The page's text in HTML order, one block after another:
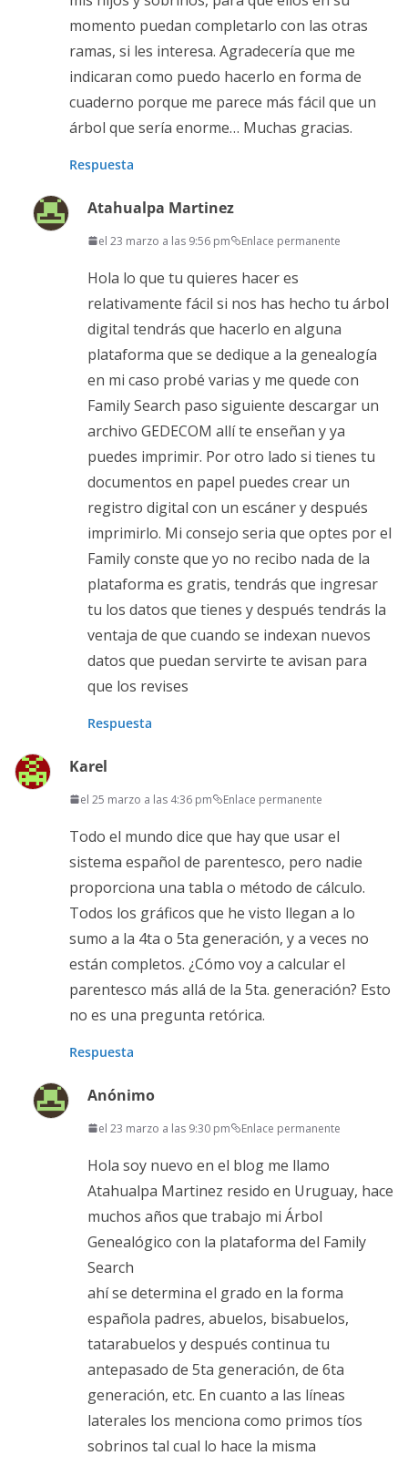
momento puedan completarlo con las otras
ramas, si les interesa. Agradecería que me
indicaran como puedo hacerlo en forma de
cuaderno porque me parece más fácil que un
árbol que sería enorme… Muchas gracias.
Respuesta
Atahualpa Martinez
el 23 marzo a las 9:56 pm Enlace permanente
Hola lo que tu quieres hacer es
relativamente fácil si nos has hecho tu árbol
digital tendrás que hacerlo en alguna
plataforma que se dedique a la genealogía
en mi caso probé varias y me quede con
Family Search paso siguiente descargar un
archivo GEDECOM allí te enseñan y ya
puedes imprimir. Por otro lado si tienes tu
documentos en papel puedes crear un
registro digital con un escáner y después
imprimirlo. Mi consejo seria que optes por el
Family conste que yo no recibo nada de la
plataforma es gratis, tendrás que ingresar
tu los datos que tienes y después tendrás la
ventaja de que cuando se indexan nuevos
datos que puedan servirte te avisan para
que los revises
Respuesta
Karel
el 25 marzo a las 4:36 pm Enlace permanente
Todo el mundo dice que hay que usar el
sistema español de parentesco, pero nadie
proporciona una tabla o método de cálculo.
Todos los gráficos que he visto llegan a lo
sumo a la 4ta o 5ta generación, y a veces no
están completos. ¿Cómo voy a calcular el
parentesco más allá de la 5ta. generación? Esto
no es una pregunta retórica.
Respuesta
Anónimo
el 23 marzo a las 9:30 pm Enlace permanente
Hola soy nuevo en el blog me llamo
Atahualpa Martinez resido en Uruguay, hace
muchos años que trabajo mi Árbol
Genealógico con la plataforma del Family
Search
ahí se determina el grado en la forma
española padres, abuelos, bisabuelos,
tatarabuelos y después continua tu
antepasado de 5ta generación, de 6ta
generación, etc. En cuanto a las líneas
laterales los menciona como primos tíos
sobrinos tal cual lo hace la misma